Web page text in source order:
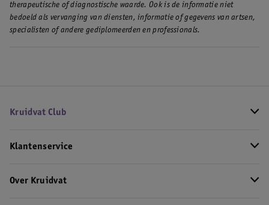
therapeutische of diagnostische waarde. Ook is de informatie niet
bedoeld als vervanging van diensten, informatie of gegevens van artsen,
specialisten of andere gediplomeerden en professionals.
Kruidvat Club
Klantenservice
Over Kruidvat